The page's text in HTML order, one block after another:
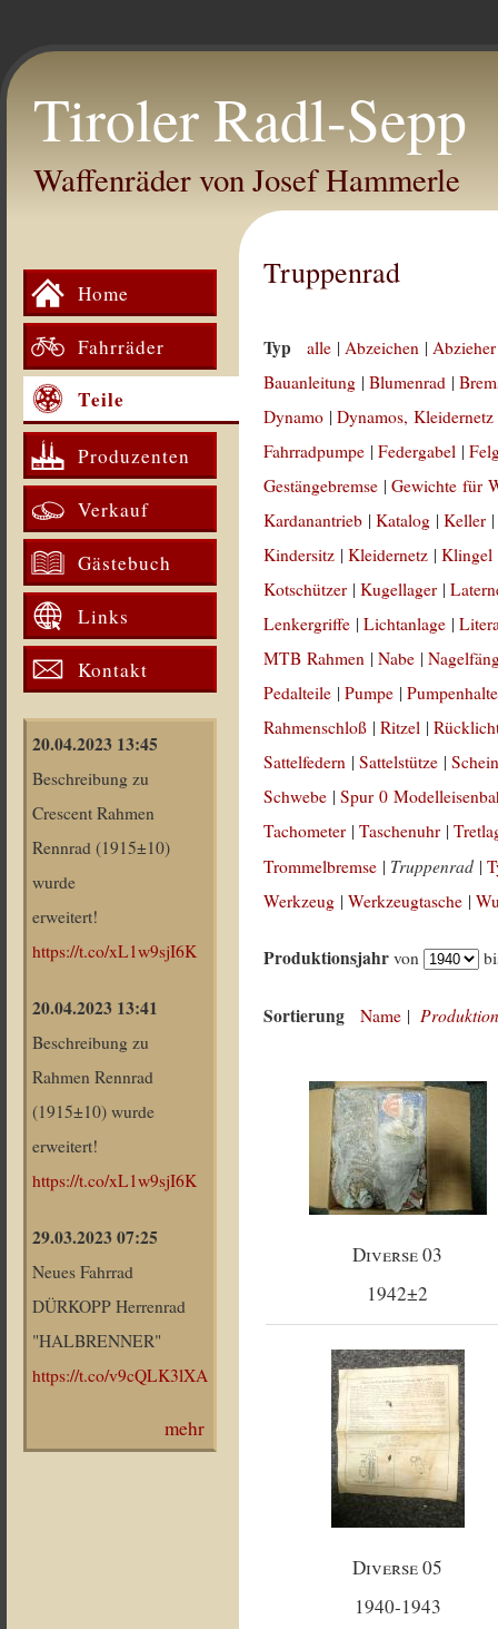
Tiroler Radl-Sepp
Waffenräder von Josef Hammerle
Home
Fahrräder
Teile
Produzenten
Verkauf
Gästebuch
Links
Kontakt
20.04.2023 13:45
Beschreibung zu
Crescent Rahmen
Rennrad (1915±10)
wurde
erweitert!
https://t.co/xL1w9sjI6K
20.04.2023 13:41
Beschreibung zu
Rahmen Rennrad
(1915±10) wurde
erweitert!
https://t.co/xL1w9sjI6K
29.03.2023 07:25
Neues Fahrrad
DÜRKOPP Herrenrad
"HALBRENNER"
https://t.co/v9cQLK3lXA
mehr
Truppenrad
Typ alle |Abzeichen |
Bauanleitung |Blumenrad |
Dynamo |Dynamos, Kleidernetz
Fahrradpumpe |Federgabel |
Gestängebremse |Gewichte für
Kardanantrieb |Katalog |Keller
Kindersitz |Kleidernetz |Klingel
Kotschützer |Kugellager |
Lenkergriffe |Lichtanlage |
MTB Rahmen |Nabe |
Pedalteile |Pumpe |
Rahmenschloß |Ritzel |
Sattelfedern |Sattelstütze |
Schwebe |Spur 0
Tachometer |Taschenuhr |
Trommelbremse | Truppenrad |
Werkzeug |Werkzeugtasche |
Produktionsjahr von
Sortierung Name |
Diverse 03
1942±2
Diverse 05
1940-1943